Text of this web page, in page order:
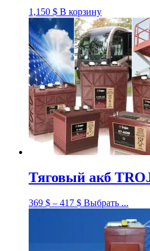
1,150 $ В корзину
Тяговый акб
369 $ – 417 $ Выбрать ...